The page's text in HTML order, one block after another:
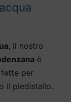
, il nostro
è
per
il piedistallo.